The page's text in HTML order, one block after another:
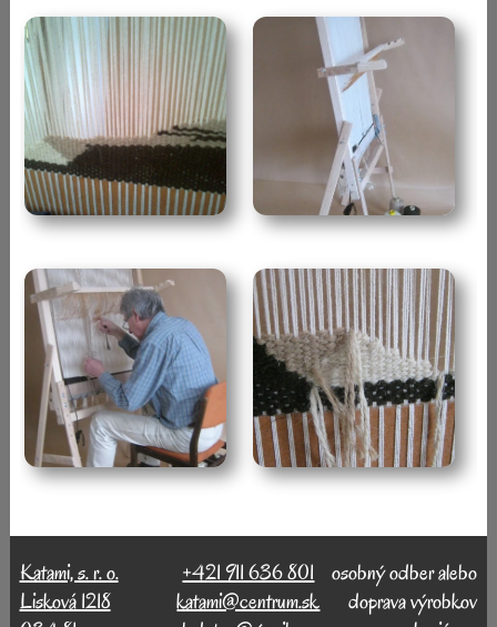
Katami, s. r. o.
Lisková 1218
+421 911 636 801
katami@centrum.sk
osobný odber alebo
doprava výrobkov